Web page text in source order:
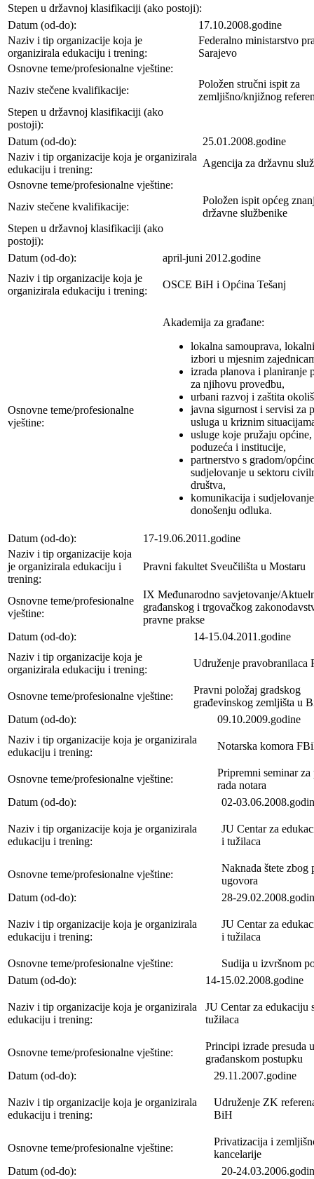
Stepen u državnoj klasifikaciji (ako postoji):
Datum (od-do):
17.10.2008.godine
Naziv i tip organizacije koja je
organizirala edukaciju i trening:
Federalno ministarstvo
Sarajevo
Osnovne teme/profesionalne vještine:
Naziv stečene kvalifikacije:
Položen stručni ispit za
zemljišno/knjižnog
Stepen u državnoj klasifikaciji (ako
postoji):
Datum (od-do):
25.01.2008.godine
Naziv i tip organizacije koja je organizirala
edukaciju i trening:
Agencija za državnu
Osnovne teme/profesionalne vještine:
Naziv stečene kvalifikacije:
Položen ispit općeg
državne službenike
Stepen u državnoj klasifikaciji (ako
postoji):
Datum (od-do):
april-juni 2012.godine
Naziv i tip organizacije koja je
organizirala edukaciju i trening:
OSCE BiH i Općina Tešanj
Osnovne teme/profesionalne
vještine:
Akademija za građane:
lokalna samouprava,
izbori u mjesnim
izrada planova i planiranje
za njihovu provedbu,
urbani razvoj i zaštita
javna sigurnost i servisi za
usluga u kriznim
usluge koje pružaju
poduzeća i institucije,
partnerstvo s gradom/
sudjelovanje u sektoru
društva,
komunikacija i
donošenju odluka.
Datum (od-do):
17-19.06.2011.godine
Naziv i tip organizacije koja
je organizirala edukaciju i
trening:
Pravni fakultet Sveučilišta u Mostaru
Osnovne teme/profesionalne
vještine:
IX Međunarodno savjetovanje/
građanskog i trgovačkog
pravne prakse
Datum (od-do):
14-15.04.2011.godine
Naziv i tip organizacije koja je
organizirala edukaciju i trening:
Udruženje pravobranilaca
Osnovne teme/profesionalne vještine:
Pravni položaj gradskog
građevinskog zemljišta u
Datum (od-do):
09.10.2009.godine
Naziv i tip organizacije koja je organizirala
edukaciju i trening:
Notarska komora
Osnovne teme/profesionalne vještine:
Pripremni seminar za
rada notara
Datum (od-do):
02-
Naziv i tip organizacije koja je organizirala
edukaciju i trening:
JU Centar za
i tužilaca
Osnovne teme/profesionalne vještine:
Naknada štete zbog
ugovora
Datum (od-do):
28-
Naziv i tip organizacije koja je organizirala
edukaciju i trening:
JU Centar za
i tužilaca
Osnovne teme/profesionalne vještine:
Sudija u izvršnom
Datum (od-do):
14-15.02.2008.godine
Naziv i tip organizacije koja je organizirala
edukaciju i trening:
JU Centar za edukaciju
tužilaca
Osnovne teme/profesionalne vještine:
Principi izrade presuda u
građanskom postupku
Datum (od-do):
29.11.2007.godine
Naziv i tip organizacije koja je organizirala
edukaciju i trening:
Udruženje ZK
BiH
Osnovne teme/profesionalne vještine:
Privatizacija i
kancelarije
Datum (od-do):
20-